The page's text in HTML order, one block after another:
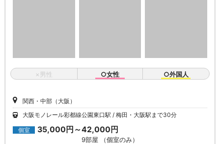
×男性 ○女性 ○外国人
関西・中部（大阪）
大阪モノレール彩都線公園東口駅
梅田・大阪駅まで30分
個室 35,000円～42,000円
9部屋 （個室のみ）